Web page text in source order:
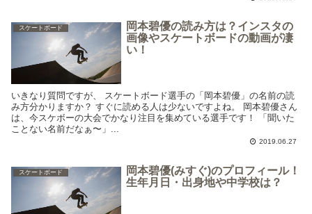
スケートボード
岡本碧優の読み方は？インスタの
画像やスケートボードの動画が凄
い！
いきなり質問ですが、 スケートボード選手の「岡本碧優」の名前の読
み方分かりますか？ すぐに読める人は少ないですよね。 岡本碧優さん
は、今スケボーの大会でかなり注目を集めている選手です！ 「聞いた
ことない名前だなぁ〜」...
2019.06.27
スケートボード
岡本碧優(みすぐ)のプロフィール！
生年月日・出身地や中学校は？